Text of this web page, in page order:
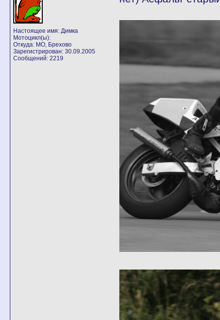
Настоящее имя: Димка
Мотоцикл(ы):
Откуда: МО, Брехово
Зарегистрирован: 30.09.2005
Сообщений: 2219